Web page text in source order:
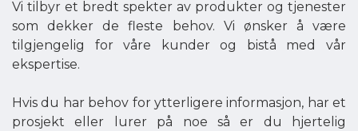
Vi tilbyr et bredt spekter av produkter og tjenester
som dekker de fleste behov. Vi ønsker å være
tilgjengelig for våre kunder og bistå med vår
ekspertise.
Hvis du har behov for ytterligere informasjon, har et
prosjekt eller lurer på noe så er du hjertelig